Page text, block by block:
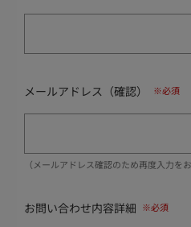
メールアドレス（確認）
（メールアドレス確認のため再度入力を
お問い合わせ内容詳細